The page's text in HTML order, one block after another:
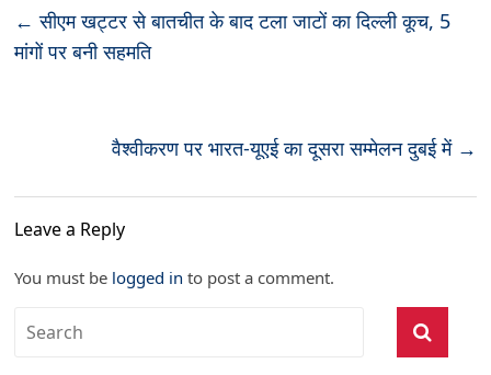
← सीएम खट्टर से बातचीत के बाद टला जाटों का दिल्ली कूच, 5
मांगों पर बनी सहमति
वैश्वीकरण पर भारत-यूएई का दूसरा सम्मेलन दुबई में →
Leave a Reply
You must be logged in to post a comment.